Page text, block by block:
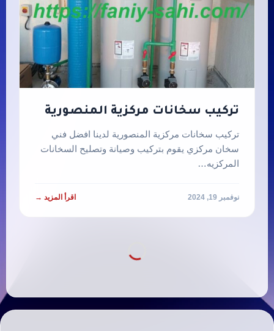
تركيب سخانات مركزية المنصورية
تركيب سخانات مركزية المنصورية لدينا افضل فني
سخان مركزي يقوم بتركيب وصيانة وتصليح السخانات
المركزيه…
نوفمبر 19, 2024 اقرأ المزيد →